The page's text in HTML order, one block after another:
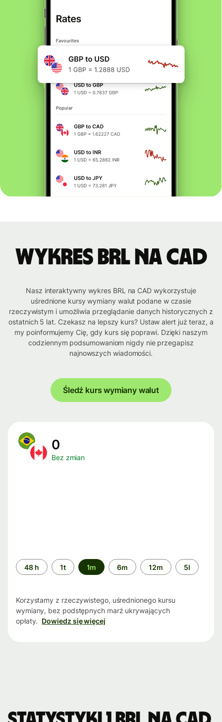
Wykres BRL na CAD
Nasz interaktywny wykres BRL na CAD wykorzystuje
uśrednione kursy wymiany walut podane w czasie
rzeczywistym i umożliwia przeglądanie danych historycznych z
ostatnich 5 lat. Czekasz na lepszy kurs? Ustaw alert już teraz, a
my poinformujemy Cię, gdy kurs się poprawi. Dzięki naszym
codziennym podsumowaniom nigdy nie przegapisz
najnowszych wiadomości.
Śledź kurs wymiany walut
0
Bez zmian
Przedział
czasu
48 h 1t 1m 6m 12m 5l
Korzystamy z rzeczywistego, uśrednionego kursu
wymiany, bez podstępnych marż ukrywających
opłaty. Dowiedz się więcej